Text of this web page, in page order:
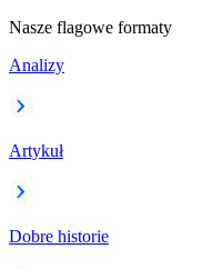
Nasze flagowe formaty
Analizy
Artykuł
Dobre historie